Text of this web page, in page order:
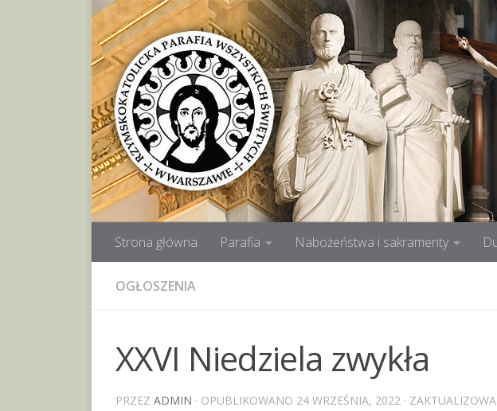
Przeskocz do treści
Strona główna Parafia Nabożeństwa i sakramenty
OGŁOSZENIA
XXVI Niedziela zwykła
PRZEZ ADMIN · OPUBLIKOWANO 24 WRZEŚNIA, 2022·